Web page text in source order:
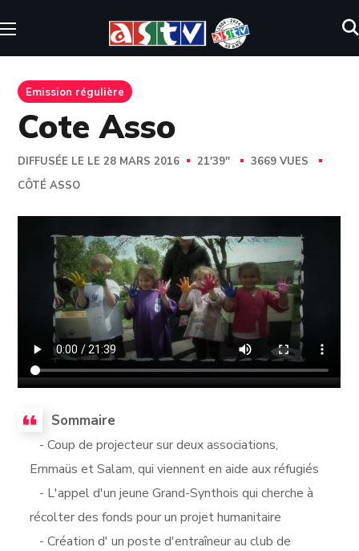
Emission régulière
Cote Asso
DIFFUSÉE LE LE 28 MARS 2016 21'39''
3669 VUES
CÔTÉ ASSO
Sommaire
- Coup de projecteur sur deux associations,
Emmaüs et Salam, qui viennent en aide aux réfugiés
- L'appel d'un jeune Grand-Synthois qui cherche à
récolter des fonds pour un projet humanitaire
- Création d' un poste d'entraîneur au club de